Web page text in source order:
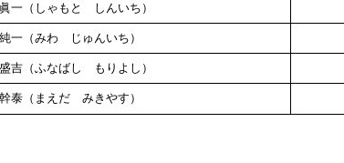
一（しゃもと しんいち）
一（みわ じゅんいち）
吉（ふなばし もりよし）
泰（まえだ みきやす）